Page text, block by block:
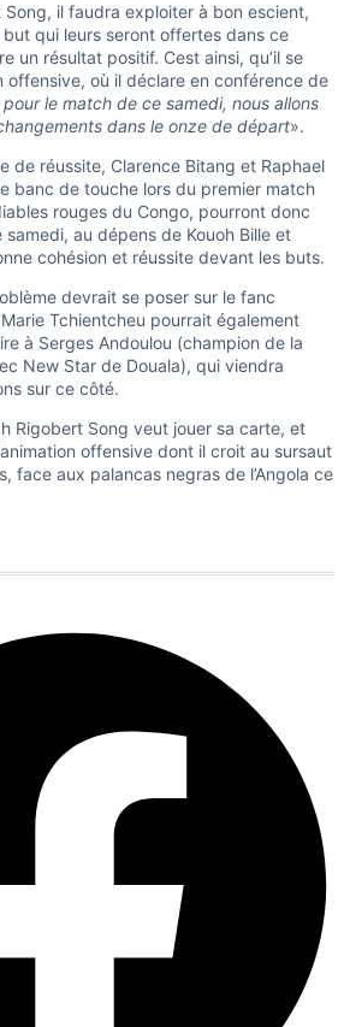
Song, il faudra exploiter à bon escient,
qui leurs seront offertes dans ce
un résultat positif. Cest ainsi, qu’il se
offensive, où il déclare en conférence de
pour le match de ce samedi, nous allons
dans le onze de départ».
de réussite, Clarence Bitang et Raphael
banc de touche lors du premier match
rouges du Congo, pourront donc
au dépens de Kouoh Bille et
cohésion et réussite devant les buts.
devrait se poser sur le fanc
Tchientcheu pourrait également
à Serges Andoulou (champion de la
New Star de Douala), qui viendra
sur ce côté.
Rigobert Song veut jouer sa carte, et
offensive dont il croit au sursaut
face aux palancas negras de l’Angola ce